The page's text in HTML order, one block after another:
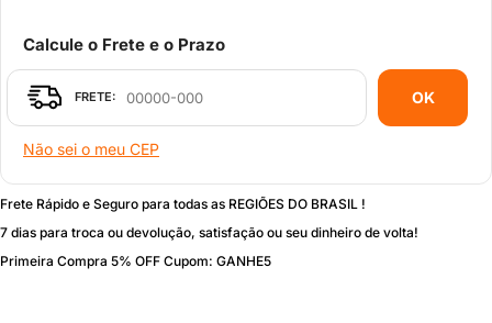
Calcule o Frete e o Prazo
OK
Não sei o meu CEP
Frete Rápido e Seguro para todas as REGIÕES DO BRASIL !
7 dias para troca ou devolução, satisfação ou seu dinheiro de volta!
Primeira Compra 5% OFF Cupom: GANHE5